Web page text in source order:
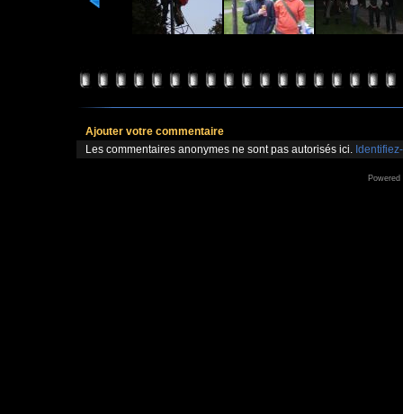
Ajouter votre commentaire
Les commentaires anonymes ne sont pas autorisés ici.